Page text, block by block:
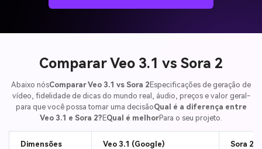
Comparar Veo 3.1 vs Sora 2
Abaixo nósComparar Veo 3.1 vs Sora 2 Especificações de geração de
vídeo, fidelidade de dicas do mundo real, áudio, preços e valor geral-
para que você possa tomar uma decisãoQual é a diferença entre
Veo 3.1 e Sora 2? EQual é melhorPara o seu projeto.
Dimensões Veo 3.1 (Google) Sora 2